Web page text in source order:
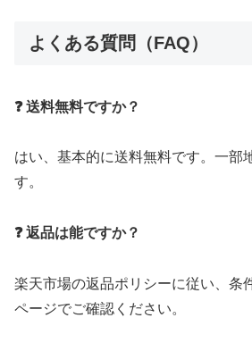
よくある質問（FAQ）
❓ 送料無料ですか？
はい、基本的に送料無料です。一部
す。
❓ 返品は能ですか？
楽天市場の返品ポリシーに従い、条
ページでご確認ください。